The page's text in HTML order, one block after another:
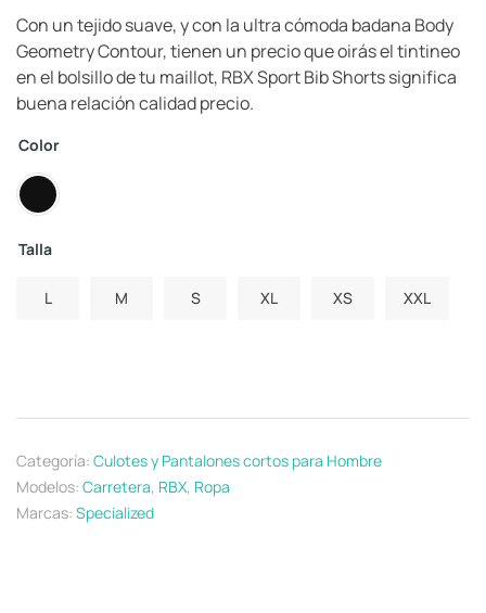
Con un tejido suave, y con la ultra cómoda badana Body
Geometry Contour, tienen un precio que oirás el tintineo
en el bolsillo de tu maillot, RBX Sport Bib Shorts significa
buena relación calidad precio.
Color
Talla
L M S XL XS XXL
Categoría: Culotes y Pantalones cortos para Hombre
Modelos: Carretera, RBX, Ropa
Marcas: Specialized